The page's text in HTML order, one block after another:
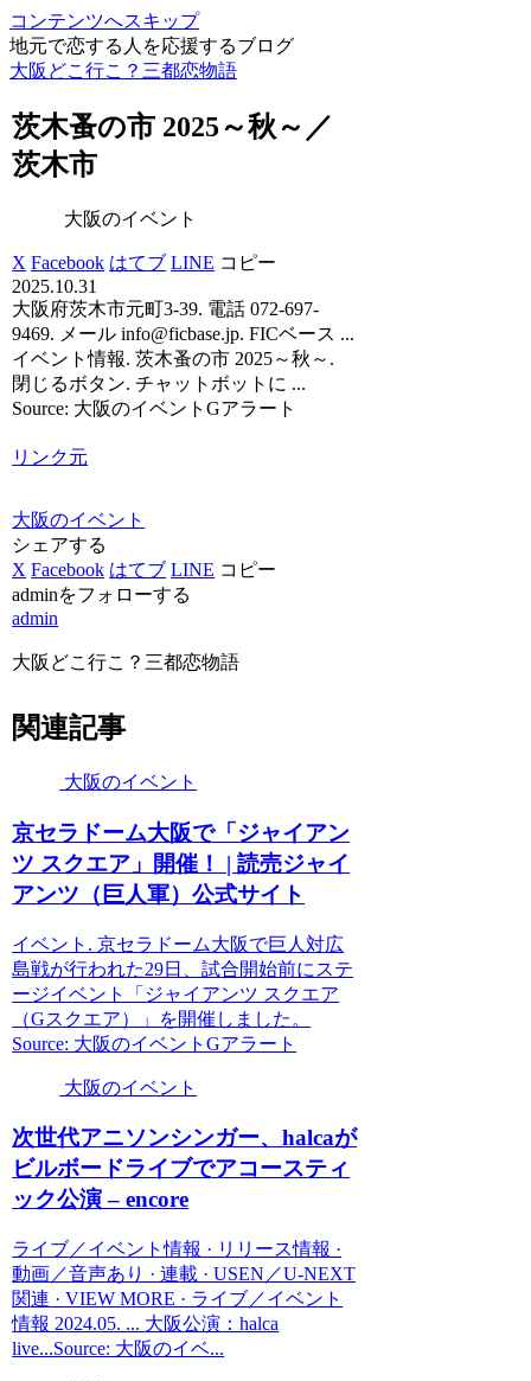
コンテンツへスキップ
地元で恋する人を応援するブログ
大阪どこ行こ？三都恋物語
茨木蚤の市 2025～秋～／
茨木市
大阪のイベント
X Facebook はてブ LINE コピー
2025.10.31
大阪府茨木市元町3-39. 電話 072-697-
9469. メール info@ficbase.jp. FICベース ...
イベント情報. 茨木蚤の市 2025～秋～.
閉じるボタン. チャットボットに ...
Source: 大阪のイベントGアラート
リンク元
大阪のイベント
シェアする
X Facebook はてブ LINE コピー
adminをフォローする
admin
大阪どこ行こ？三都恋物語
関連記事
大阪のイベント
京セラドーム大阪で「ジャイアン
ツ スクエア」開催！ | 読売ジャイ
アンツ（巨人軍）公式サイト
イベント. 京セラドーム大阪で巨人対広
島戦が行われた29日、試合開始前にステ
ージイベント「ジャイアンツ スクエア
（Gスクエア）」を開催しました。
Source: 大阪のイベントGアラート
大阪のイベント
次世代アニソンシンガー、halcaが
ビルボードライブでアコースティ
ック公演 – encore
ライブ／イベント情報 · リリース情報 ·
動画／音声あり · 連載 · USEN／U-NEXT
関連 · VIEW MORE · ライブ／イベント
情報 2024.05. ... 大阪公演：halca
live...Source: 大阪のイベ...